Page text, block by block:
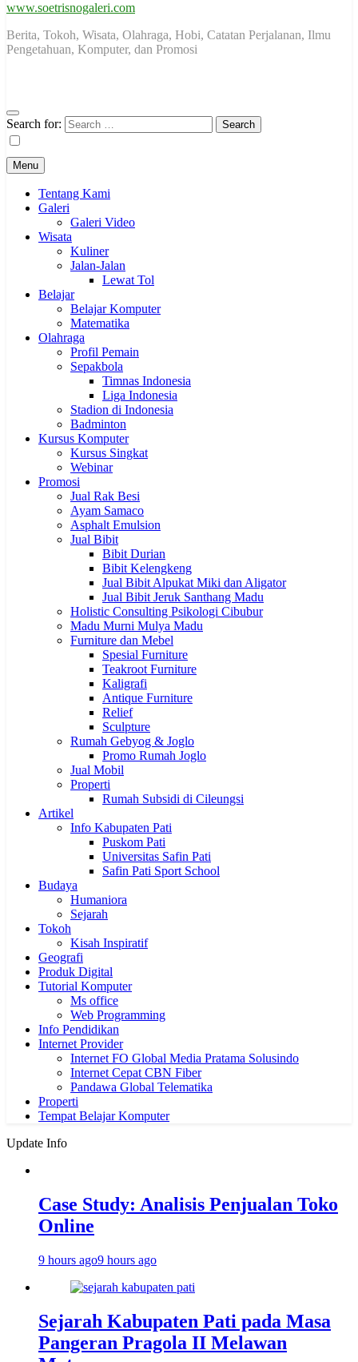
www.soetrisnogaleri.com
Berita, Tokoh, Wisata, Olahraga, Hobi, Catatan Perjalanan, Ilmu
Pengetahuan, Komputer, dan Promosi
Search for:
Menu
Tentang Kami
Galeri
Galeri Video
Wisata
Kuliner
Jalan-Jalan
Lewat Tol
Belajar
Belajar Komputer
Matematika
Olahraga
Profil Pemain
Sepakbola
Timnas Indonesia
Liga Indonesia
Stadion di Indonesia
Badminton
Kursus Komputer
Kursus Singkat
Webinar
Promosi
Jual Rak Besi
Ayam Samaco
Asphalt Emulsion
Jual Bibit
Bibit Durian
Bibit Kelengkeng
Jual Bibit Alpukat Miki dan Aligator
Jual Bibit Jeruk Santhang Madu
Holistic Consulting Psikologi Cibubur
Madu Murni Mulya Madu
Furniture dan Mebel
Spesial Furniture
Teakroot Furniture
Kaligrafi
Antique Furniture
Relief
Sculpture
Rumah Gebyog & Joglo
Promo Rumah Joglo
Jual Mobil
Properti
Rumah Subsidi di Cileungsi
Artikel
Info Kabupaten Pati
Puskom Pati
Universitas Safin Pati
Safin Pati Sport School
Budaya
Humaniora
Sejarah
Tokoh
Kisah Inspiratif
Geografi
Produk Digital
Tutorial Komputer
Ms office
Web Programming
Info Pendidikan
Internet Provider
Internet FO Global Media Pratama Solusindo
Internet Cepat CBN Fiber
Pandawa Global Telematika
Properti
Tempat Belajar Komputer
Update Info
Case Study: Analisis Penjualan Toko
Online
9 hours ago9 hours ago
Sejarah Kabupaten Pati pada Masa
Pangeran Pragola II Melawan